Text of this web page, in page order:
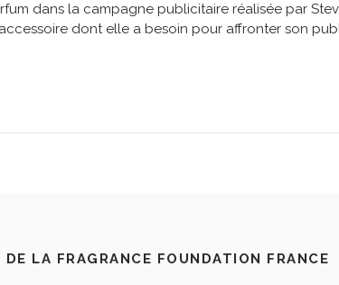
dans la campagne publicitaire réalisée par
dont elle a besoin pour affronter son
LA FRAGRANCE FOUNDATION FRANCE